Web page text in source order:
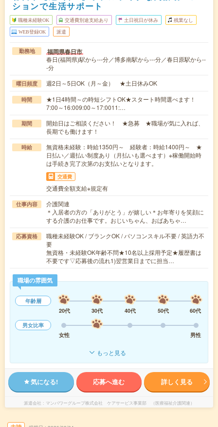
ションで生活サポート
職種未経験OK 交通費別途支給あり 土日祝日が休み 残業なし
WEB登録OK 派遣
勤務地 福岡県春日市
春日(福岡県)駅から---分／博多南駅から---分／春日原駅から--
-分
曜日頻度 週2日～5日OK（月～金） ★土日休みOK
時間
★1日4時間～の時短シフトOK★スタート時間選べます！
7:00～16:009:00～17:0011:…
期間
開始日はご相談ください！ ★急募 ★職場が気に入れば、
長期でも働けます！
時給
無資格未経験：時給1350円～ 経験者：時給1400円～ ★
日払い／週払い制度あり（月払いも選べます）※稼働開始時
は手続き完了次第のお支払いとなります。
交通費
交通費全額支給※規定有
仕事内容
介護関連
＊入居者の方の「ありがとう」が嬉しい＊お年寄りを笑顔に
する介護のお仕事です。おじいちゃん、おばあちゃ…
応募資格
職種未経験OK / ブランクOK / パソコンスキル不要 / 英語力不
要
無資格・未経験OK年齢不問★10名以上採用予定★履歴書は
不要です▽応募後の流れ1)翌営業日までに担当…
職場の雰囲気
年齢層
20代
30代 40代 50代
60代
男女比率
女性
男性
もっと見る
気になる! 応募へ進む 詳しく見る
派遣会社 マンパワーグループ株式会社 ケアサービス事業部 （医療福祉介護関連）